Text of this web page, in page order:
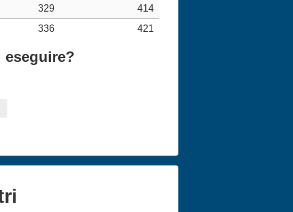
329
414
336 421
eseguire?